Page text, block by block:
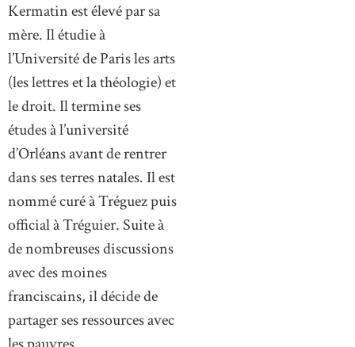
Kermatin est élevé par sa
mère. Il étudie à
l’Université de Paris les arts
(les lettres et la théologie) et
le droit. Il termine ses
études à l’université
d’Orléans avant de rentrer
dans ses terres natales. Il est
nommé curé à Tréguez puis
official à Tréguier. Suite à
de nombreuses discussions
avec des moines
franciscains, il décide de
partager ses ressources avec